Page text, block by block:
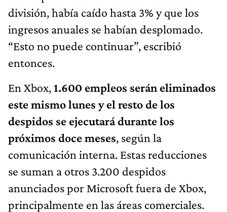
división, había caído hasta 3% y que los
ingresos anuales se habían desplomado.
“Esto no puede continuar”, escribió
entonces.
En Xbox,1.600 empleos serán eliminados
este mismo lunes y el resto de los
despidos se ejecutará durante los
próximos doce meses, según la
comunicación interna. Estas reducciones
se suman a otros 3.200 despidos
anunciados por Microsoft fuera de Xbox,
principalmente en las áreas comerciales.